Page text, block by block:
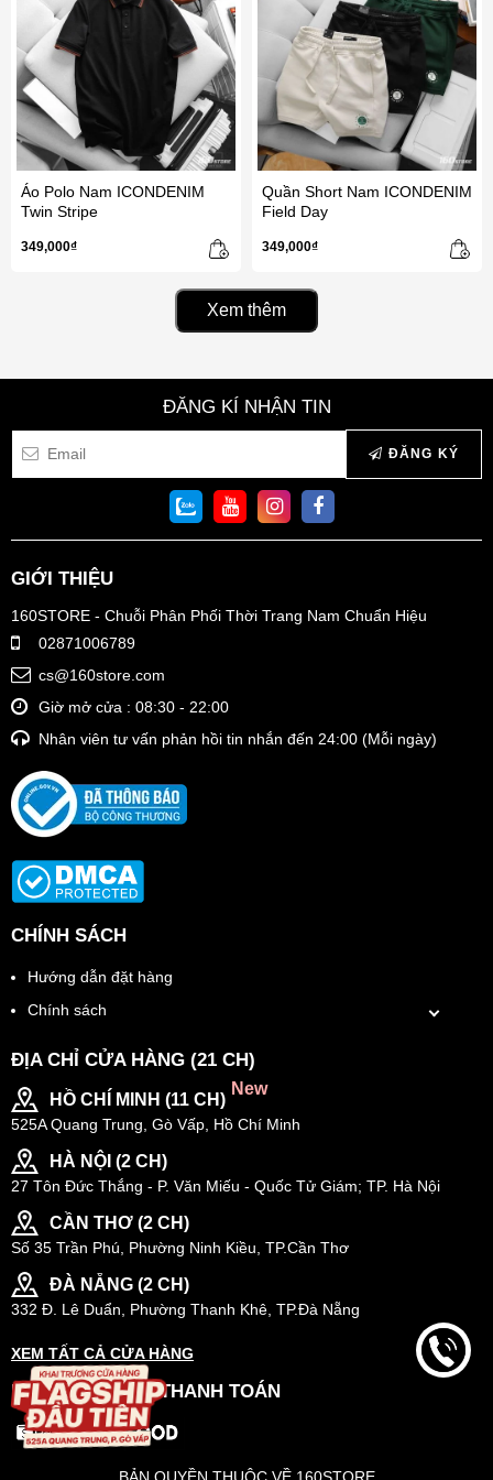
Áo Polo Nam ICONDENIM
Twin Stripe
349,000₫
Quần Short Nam ICONDENIM
Field Day
349,000₫
Xem thêm
ĐĂNG KÍ NHẬN TIN
ĐĂNG KÝ
GIỚI THIỆU
160STORE - Chuỗi Phân Phối Thời Trang Nam Chuẩn Hiệu
02871006789
cs@160store.com
Giờ mở cửa : 08:30 - 22:00
Nhân viên tư vấn phản hồi tin nhắn đến 24:00 (Mỗi ngày)
CHÍNH SÁCH
Hướng dẫn đặt hàng
Chính sách
ĐỊA CHỈ CỬA HÀNG (21 CH)
HỒ CHÍ MINH (11 CH)
New
525A Quang Trung, Gò Vấp, Hồ Chí Minh
HÀ NỘI (2 CH)
27 Tôn Đức Thắng - P. Văn Miếu - Quốc Tử Giám; TP. Hà Nội
CẦN THƠ (2 CH)
Số 35 Trần Phú, Phường Ninh Kiều, TP.Cần Thơ
ĐÀ NẴNG (2 CH)
332 Đ. Lê Duẩn, Phường Thanh Khê, TP.Đà Nẵng
XEM TẤT CẢ CỬA HÀNG
PHƯƠNG THỨC THANH TOÁN
BẢN QUYỀN THUỘC VỀ 160STORE